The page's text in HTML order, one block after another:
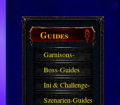
Guides
Garnisons-
Guides
Boss-Guides
Ini & Challenge-
Guides
Szenarien-Guides